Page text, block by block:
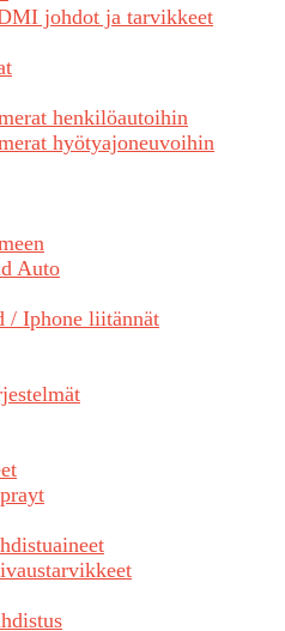
johdot ja tarvikkeet
henkilöautoihin
hyötyajoneuvoihin
Auto
/ Iphone liitännät